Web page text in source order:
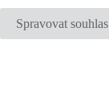
Spravovat souhlas